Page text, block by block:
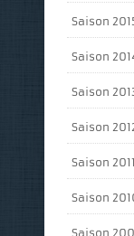
Saison
Saison
Saison
Saison
Saison
Saison
Saison